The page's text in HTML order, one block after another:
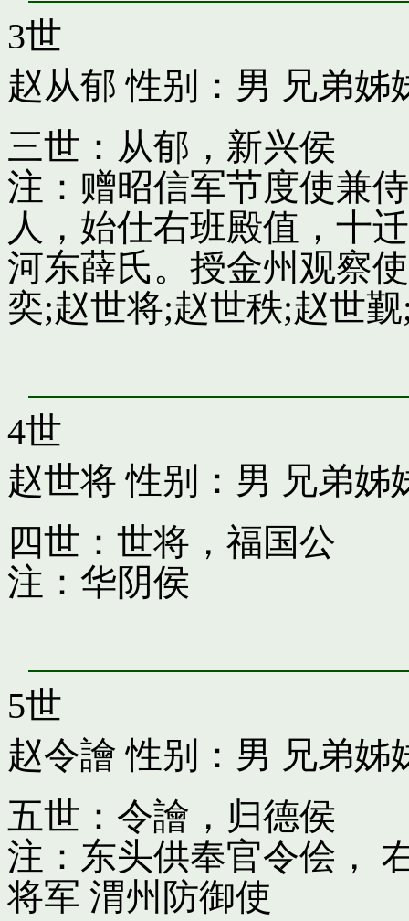
3世
赵从郁 性别：男 兄弟姊
三世：从郁，新兴侯
注：赠昭信军节度使兼
人，始仕右班殿值，十
河东薛氏。授金州观察
奕;赵世将;赵世秩;赵世
4世
赵世将 性别：男 兄弟姊
四世：世将，福国公
注：华阴侯
5世
赵令譮 性别：男 兄弟姊
五世：令譮，归德侯
注：东头供奉官令侩，
将军 渭州防御使